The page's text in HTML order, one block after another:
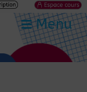
Menu